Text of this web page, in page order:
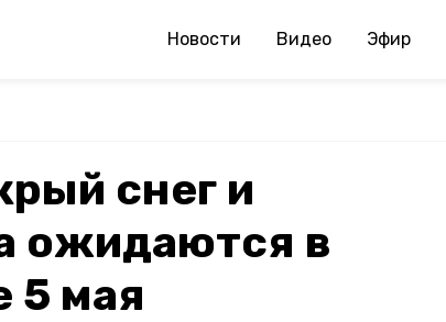
Новости Видео Эфир
снег и
ожидаются в
5 мая